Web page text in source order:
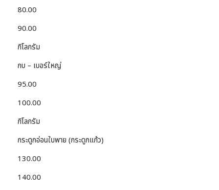
80.00
90.00
กิโลกรัม
กบ – เบอร์ใหญ่
95.00
100.00
กิโลกรัม
กระดูกอ่อนใบพาย (กระดูกแก้ว)
130.00
140.00